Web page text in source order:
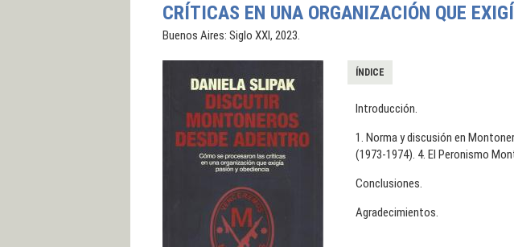
CRÍTICAS EN UNA ORGANIZACIÓN QUE
Buenos Aires: Siglo XXI, 2023.
ÍNDICE
Introducción.
1. Norma y discusión en
(1973-1974). 4. El Peronismo
Conclusiones.
Agradecimientos.